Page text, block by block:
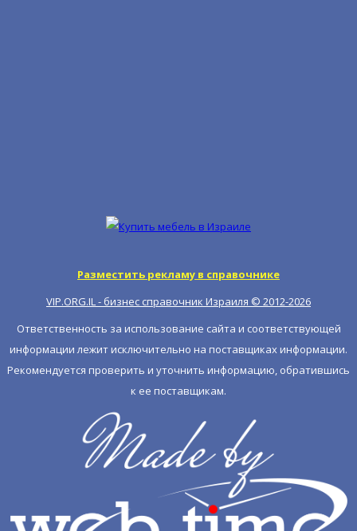
Разместить рекламу в справочнике
VIP.ORG.IL - бизнес справочник Израиля © 2012-2026
Ответственность за использование сайта и соответствующей
информации лежит исключительно на поставщиках информации.
Рекомендуется проверить и уточнить информацию, обратившись
к ее поставщикам.